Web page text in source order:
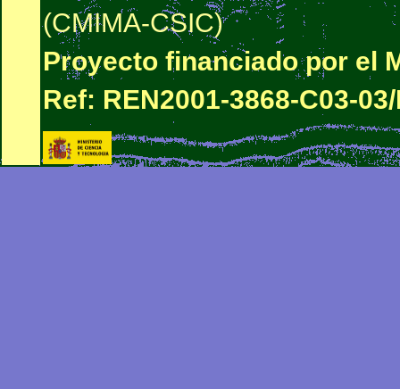
(CMIMA-CSIC)
Proyecto financiado por el
Ref: REN2001-3868-C03-